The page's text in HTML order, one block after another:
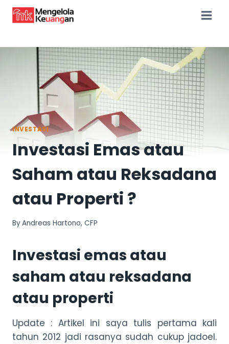
Skip
INVESTASI
Investasi Emas atau
Saham atau Reksadana
atau Properti ?
ByAndreas Hartono, CFP
Investasi emas atau
saham atau reksadana
atau properti
Update : Artikel ini saya tulis pertama kali
tahun 2012 jadi rasanya sudah cukup jadoel.